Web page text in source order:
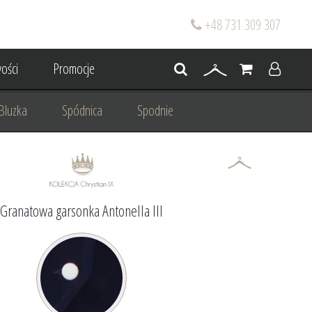
+48 731 309 307
Promocje
Spódnica Spodnie
Dla mamy wesela
Projektowanie/ Stylizacja
Granatowa garsonka Antonella III